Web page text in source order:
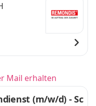
Mail erhalten
(m/w/d) - Sc